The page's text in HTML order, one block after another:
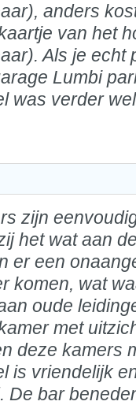
anders
van het
Als je echt
Lumbi
was verder
zijn
het wat aan
er een
komen, wat
oude
met
deze kamers
is vriendelijk
De bar